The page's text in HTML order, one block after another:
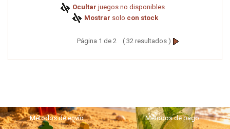
Ocultar juegos no disponibles
Mostrar solo con stock
Página 1 de 2 ( 32 resultados )
Métodos de envío Métodos de pago